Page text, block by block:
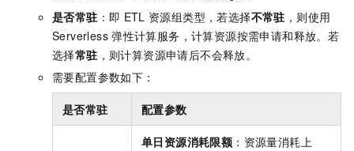
是否常驻 ：即 ETL 资源组类型，若选择不常驻 ，则使用
Serverless 弹性计算服务，计算资源按需申请和释放。若
选择常驻 ，则计算资源申请后不会释放。
需要配置参数如下：
是否常驻 配置参数
单日资源消耗限额 ：资源量消耗上